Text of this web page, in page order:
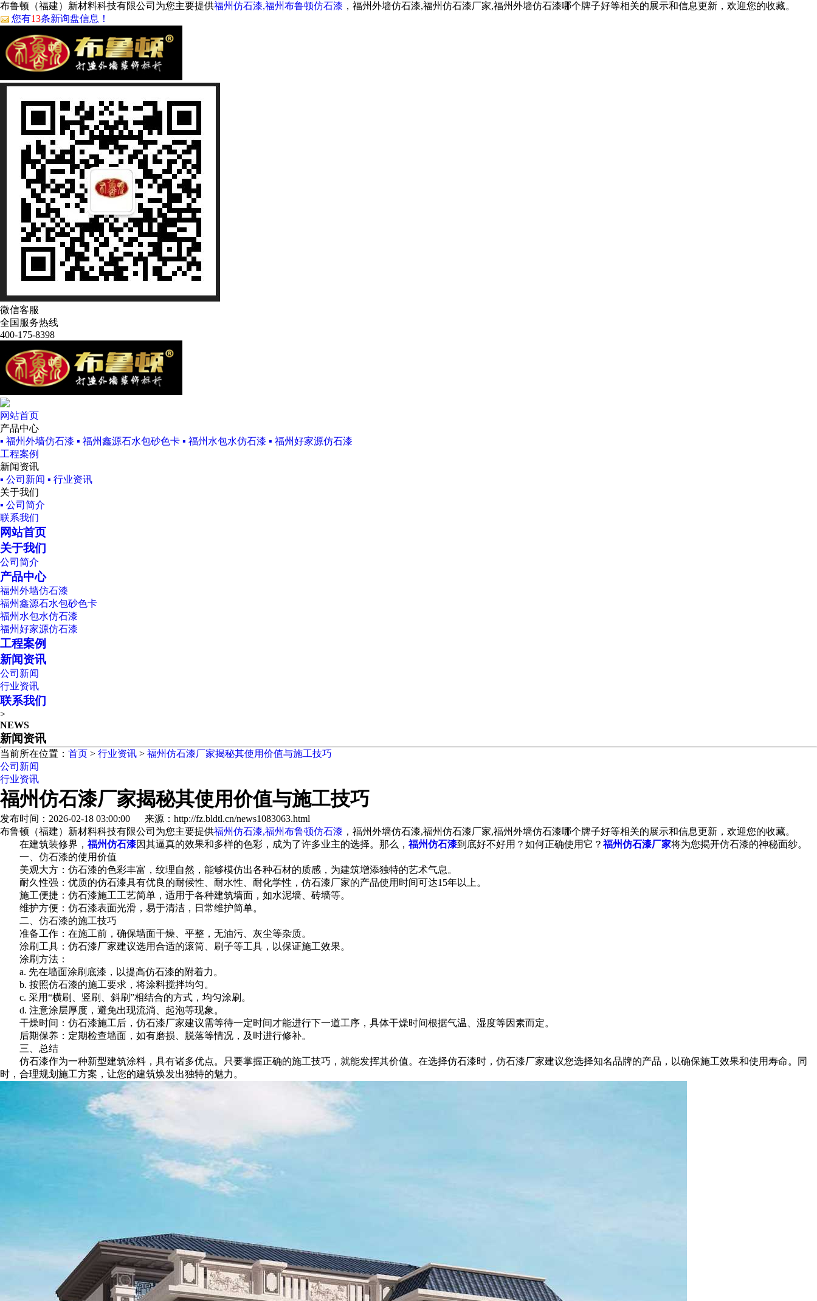
布鲁顿（福建）新材料科技有限公司为您主要提供福州仿石漆,福州布鲁顿仿石漆 ，福州外墙仿石漆,福州仿石漆厂家,福州外墙仿石漆哪个牌子好等相关的展示和信息更新，欢迎您的收藏。
您有13条新询盘信息！
微信客服
全国服务热线
400-175-8398
网站首页
产品中心
▪ 福州外墙仿石漆 ▪ 福州鑫源石水包砂色卡 ▪ 福州水包水仿石漆 ▪ 福州好家源仿石漆
工程案例
新闻资讯
▪ 公司新闻 ▪ 行业资讯
关于我们
▪ 公司简介
联系我们
网站首页
关于我们
公司简介
产品中心
福州外墙仿石漆
福州鑫源石水包砂色卡
福州水包水仿石漆
福州好家源仿石漆
工程案例
新闻资讯
公司新闻
行业资讯
联系我们
>
NEWS
新闻资讯
当前所在位置： 首页 > 行业资讯 > 福州仿石漆厂家揭秘其使用价值与施工技巧
公司新闻
行业资讯
福州仿石漆厂家揭秘其使用价值与施工技巧
发布时间：2026-02-18 03:00:00 来源：http://fz.bldtl.cn/news1083063.html
布鲁顿（福建）新材料科技有限公司为您主要提供福州仿石漆,福州布鲁顿仿石漆 ，福州外墙仿石漆,福州仿石漆厂家,福州外墙仿石漆哪个牌子好等相关的展示和信息更新，欢迎您的收藏。
在建筑装修界，福州仿石漆因其逼真的效果和多样的色彩，成为了许多业主的选择。那么，福州仿石漆到底好不好用？如何正确使用它？福州仿石漆厂家将为您揭开仿石漆的神秘面纱。
一、仿石漆的使用价值
美观大方：仿石漆的色彩丰富，纹理自然，能够模仿出各种石材的质感，为建筑增添独特的艺术气息。
耐久性强：优质的仿石漆具有优良的耐候性、耐水性、耐化学性，仿石漆厂家的产品使用时间可达15年以上。
施工便捷：仿石漆施工工艺简单，适用于各种建筑墙面，如水泥墙、砖墙等。
维护方便：仿石漆表面光滑，易于清洁，日常维护简单。
二、仿石漆的施工技巧
准备工作：在施工前，确保墙面干燥、平整，无油污、灰尘等杂质。
涂刷工具：仿石漆厂家建议选用合适的滚筒、刷子等工具，以保证施工效果。
涂刷方法：
a. 先在墙面涂刷底漆，以提高仿石漆的附着力。
b. 按照仿石漆的施工要求，将涂料搅拌均匀。
c. 采用“横刷、竖刷、斜刷”相结合的方式，均匀涂刷。
d. 注意涂层厚度，避免出现流淌、起泡等现象。
干燥时间：仿石漆施工后，仿石漆厂家建议需等待一定时间才能进行下一道工序，具体干燥时间根据气温、湿度等因素而定。
后期保养：定期检查墙面，如有磨损、脱落等情况，及时进行修补。
三、总结
仿石漆作为一种新型建筑涂料，具有诸多优点。只要掌握正确的施工技巧，就能发挥其价值。在选择仿石漆时，仿石漆厂家建议您选择知名品牌的产品，以确保施工效果和使用寿命。同
时，合理规划施工方案，让您的建筑焕发出独特的魅力。